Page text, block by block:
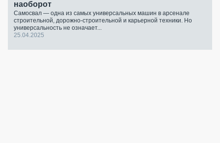
наоборот
Самосвал — одна из самых универсальных машин в арсенале
строительной, дорожно-строительной и карьерной техники. Но
универсальность не означает...
25.04.2025